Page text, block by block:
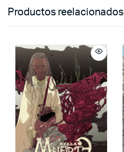
Productos reelacionados